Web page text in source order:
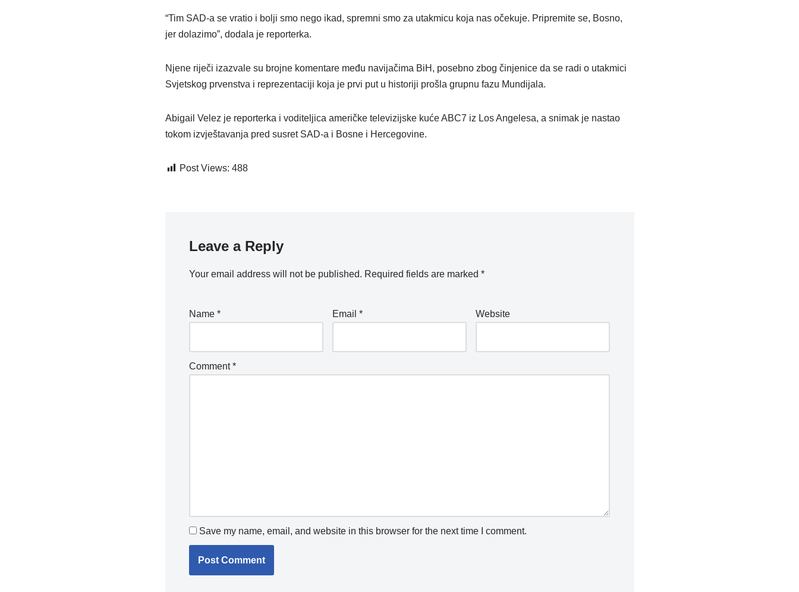
“Tim SAD-a se vratio i bolji smo nego ikad, spremni smo za utakmicu koja nas očekuje. Pripremite se, Bosno,
jer dolazimo”, dodala je reporterka.
Njene riječi izazvale su brojne komentare među navijačima BiH, posebno zbog činjenice da se radi o utakmici
Svjetskog prvenstva i reprezentaciji koja je prvi put u historiji prošla grupnu fazu Mundijala.
Abigail Velez je reporterka i voditeljica američke televizijske kuće ABC7 iz Los Angelesa, a snimak je nastao
tokom izvještavanja pred susret SAD-a i Bosne i Hercegovine.
Post Views: 488
Leave a Reply
Your email address will not be published. Required fields are marked *
Name * Email * Website
Comment*
Save my name, email, and website in this browser for the next time I comment.